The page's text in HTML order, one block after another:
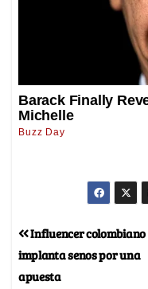
Influencer colombiano
implanta senos por una
apuesta